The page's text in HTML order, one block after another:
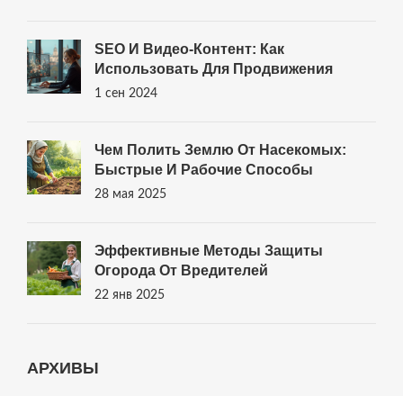
SEO И Видео-Контент: Как
Использовать Для Продвижения
1 сен 2024
Чем Полить Землю От Насекомых:
Быстрые И Рабочие Способы
28 мая 2025
Эффективные Методы Защиты
Огорода От Вредителей
22 янв 2025
АРХИВЫ